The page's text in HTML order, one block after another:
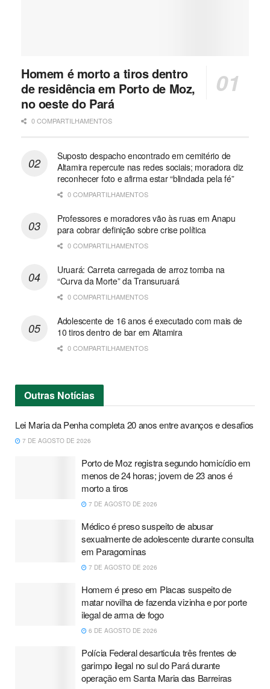
Homem é morto a tiros dentro
de residência em Porto de Moz,
no oeste do Pará
0 COMPARTILHAMENTOS
Suposto despacho encontrado em cemitério de
Altamira repercute nas redes sociais; moradora diz
reconhecer foto e afirma estar “blindada pela fé”
0 COMPARTILHAMENTOS
Professores e moradores vão às ruas em Anapu
para cobrar definição sobre crise política
0 COMPARTILHAMENTOS
Uruará: Carreta carregada de arroz tomba na
“Curva da Morte” da Transuruará
0 COMPARTILHAMENTOS
Adolescente de 16 anos é executado com mais de
10 tiros dentro de bar em Altamira
0 COMPARTILHAMENTOS
Outras Notícias
Lei Maria da Penha completa 20 anos entre avanços e desafios
7 DE AGOSTO DE 2026
Porto de Moz registra segundo homicídio em
menos de 24 horas; jovem de 23 anos é
morto a tiros
7 DE AGOSTO DE 2026
Médico é preso suspeito de abusar
sexualmente de adolescente durante consulta
em Paragominas
7 DE AGOSTO DE 2026
Homem é preso em Placas suspeito de
matar novilha de fazenda vizinha e por porte
ilegal de arma de fogo
6 DE AGOSTO DE 2026
Polícia Federal desarticula três frentes de
garimpo ilegal no sul do Pará durante
operação em Santa Maria das Barreiras